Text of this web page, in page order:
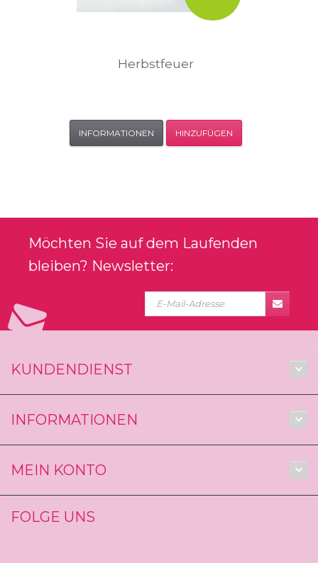
Herbstfeuer
INFORMATIONEN HINZUFÜGEN
Möchten Sie auf dem Laufenden
bleiben? Newsletter:
KUNDENDIENST
INFORMATIONEN
MEIN KONTO
FOLGE UNS